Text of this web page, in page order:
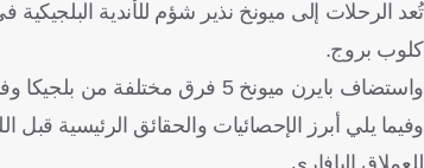
تُعد الرحلات إلى ميونخ نذير شؤم للأندية البلجيكية
كلوب بروج.
واستضاف بايرن ميونخ 5 فرق مختلفة من بلجيكا وفاز عليهم جميعًا، ولم ينجح سوى أندرلخت في التسجيل، وكان ذلك في مارس/آذار 1986.
وفيما يلي أبرز الإحصائيات والحقائق الرئيسية
للعملاق البافاري.